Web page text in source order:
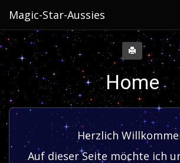
Magic-Star-Aussies
Home
Herzlich
Auf dieser Seite möchte ich